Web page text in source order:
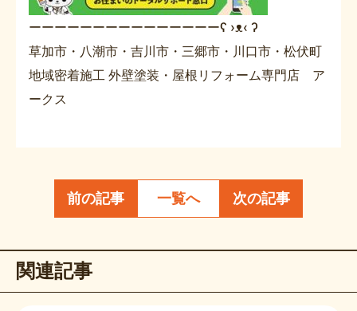
ーーーーーーーーーーーーーーーʕ ›ᴥ‹ ʔ
草加市・八潮市・吉川市・三郷市・川口市・松伏町
地域密着施工 外壁塗装・屋根リフォーム専門店 ア
ークス
前の記事 一覧へ 次の記事
関連記事